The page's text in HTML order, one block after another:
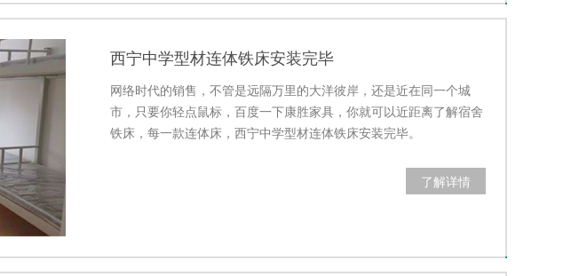
西宁中学型材连体铁床安装完毕
网络时代的销售，不管是远隔万里的大洋彼岸，还是近在同一个城
市，只要你轻点鼠标，百度一下康胜家具，你就可以近距离了解宿舍
铁床，每一款连体床，西宁中学型材连体铁床安装完毕。
了解详情